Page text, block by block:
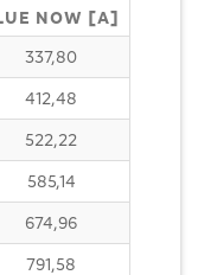
NOW [A]
337,80
412,48
522,22
585,14
674,96
791,58